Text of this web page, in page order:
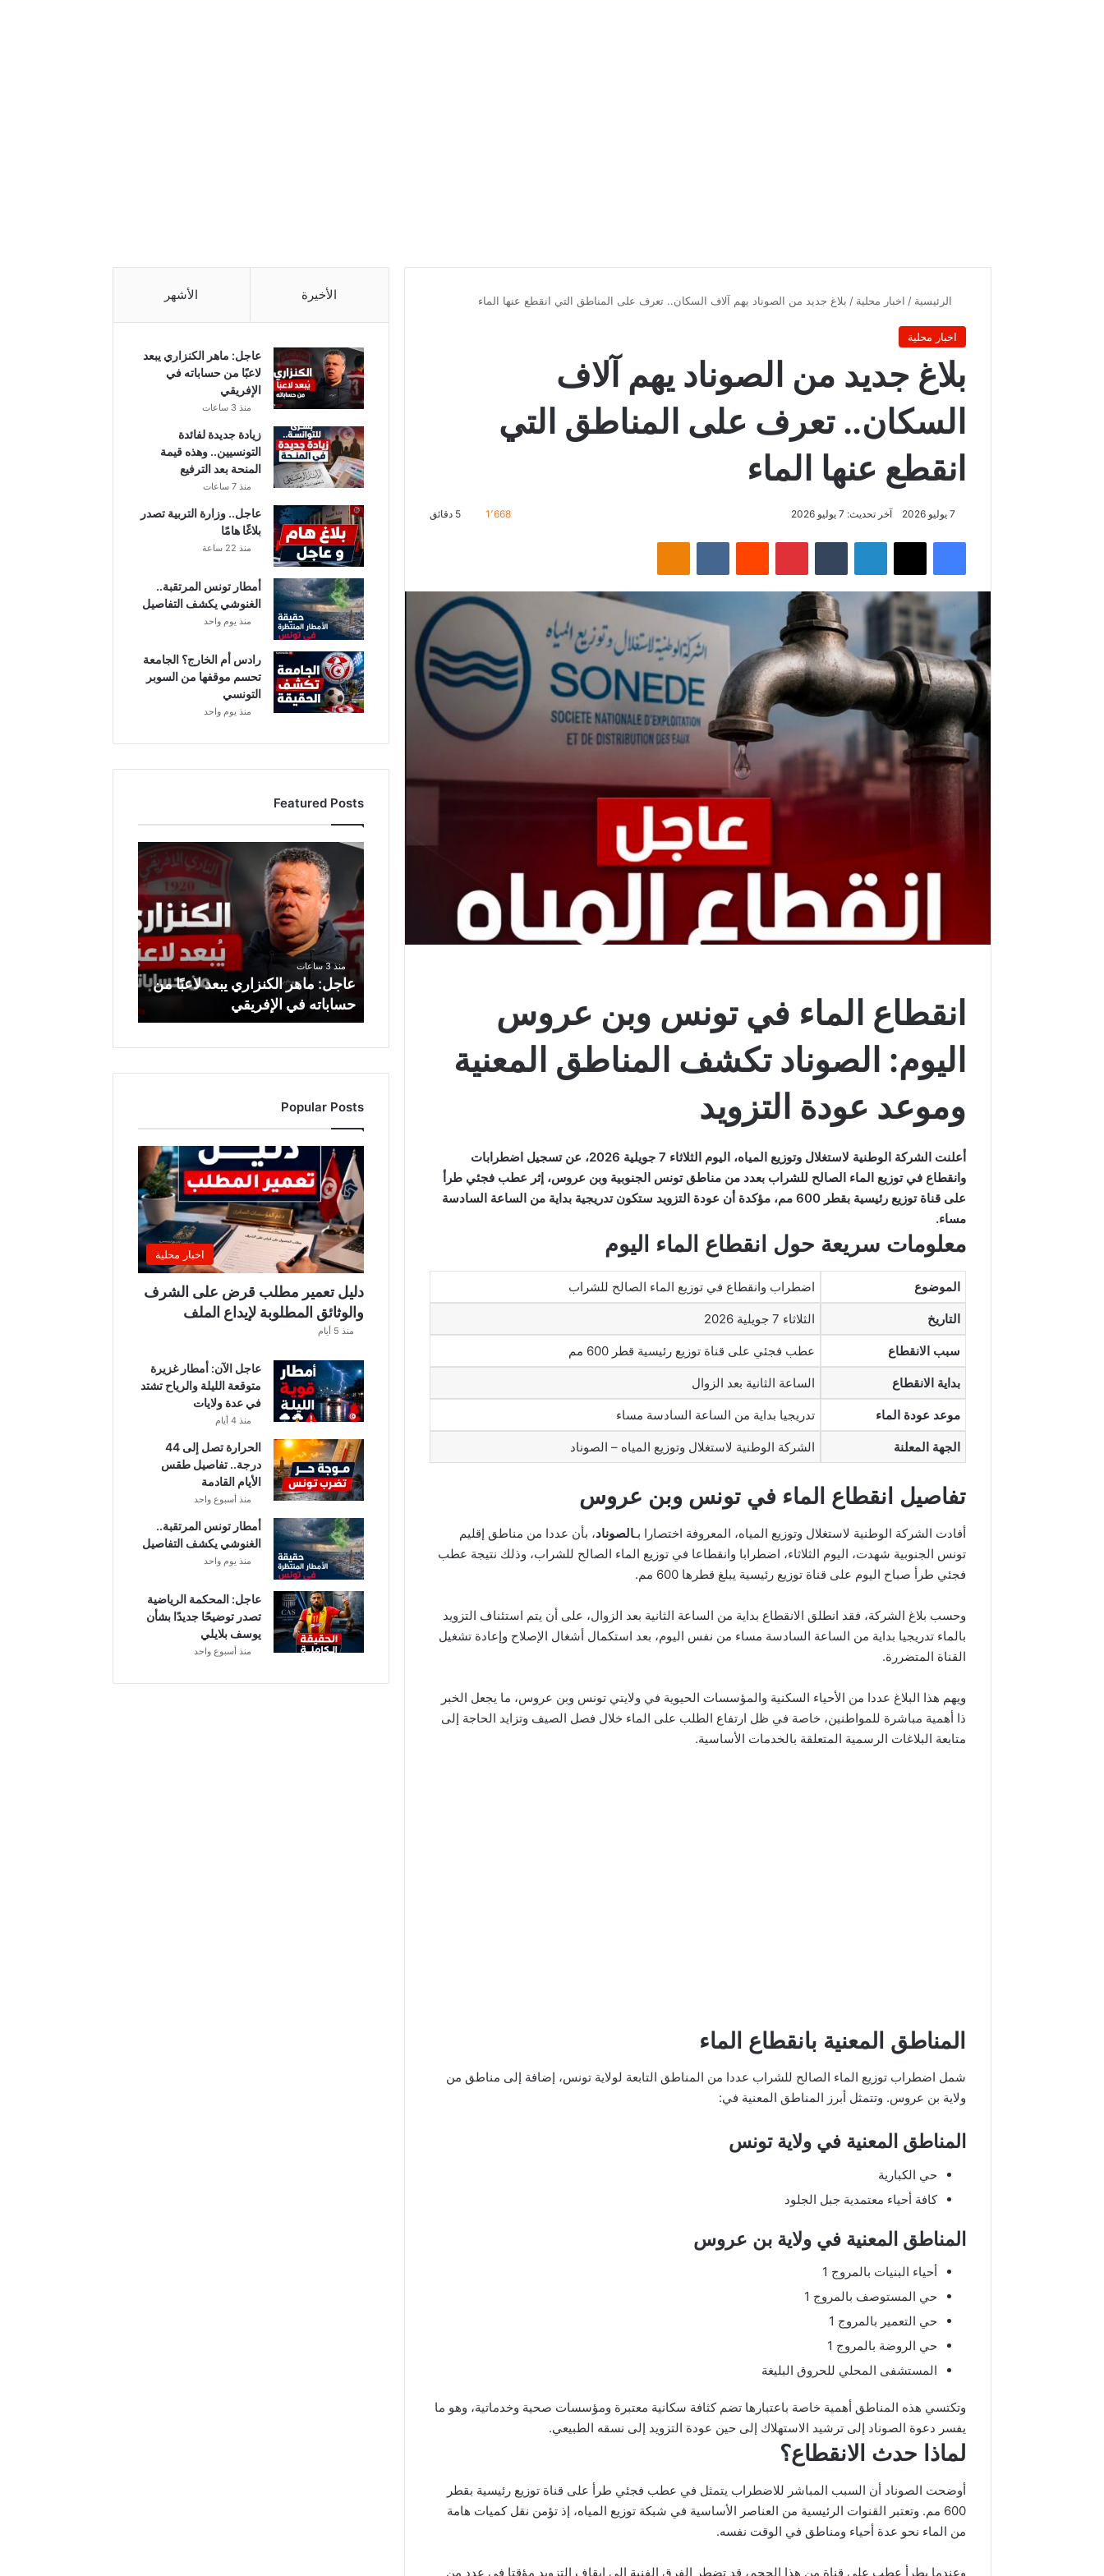
الرئيسية / اخبار محلية / بلاغ جديد من الصوناد يهم آلاف السكان.. تعرف على المناطق التي انقطع عنها الماء
اخبار محلية
بلاغ جديد من الصوناد يهم آلاف
السكان.. تعرف على المناطق التي
انقطع عنها الماء
7 يوليو 2026 آخر تحديث: 7 يوليو 2026 1٬668 5 دقائق
فيسبوك لينكدإن بينتيريست
انقطاع الماء في تونس وبن عروس
اليوم: الصوناد تكشف المناطق المعنية
وموعد عودة التزويد
أعلنت الشركة الوطنية لاستغلال وتوزيع المياه، اليوم الثلاثاء 7 جويلية 2026، عن تسجيل اضطرابات
وانقطاع في توزيع الماء الصالح للشراب بعدد من مناطق تونس الجنوبية وبن عروس، إثر عطب فجئي طرأ
على قناة توزيع رئيسية بقطر 600 مم، مؤكدة أن عودة التزويد ستكون تدريجية بداية من الساعة السادسة
مساء.
معلومات سريعة حول انقطاع الماء اليوم
الموضوع اضطراب وانقطاع في توزيع الماء الصالح للشراب
التاريخ الثلاثاء 7 جويلية 2026
سبب الانقطاع عطب فجئي على قناة توزيع رئيسية قطر 600 مم
بداية الانقطاع الساعة الثانية بعد الزوال
موعد عودة الماء تدريجيا بداية من الساعة السادسة مساء
الجهة المعلنة الشركة الوطنية لاستغلال وتوزيع المياه – الصوناد
تفاصيل انقطاع الماء في تونس وبن عروس
أفادت الشركة الوطنية لاستغلال وتوزيع المياه، المعروفة اختصارا بـالصوناد، بأن عددا من مناطق إقليم
تونس الجنوبية شهدت، اليوم الثلاثاء، اضطرابا وانقطاعا في توزيع الماء الصالح للشراب، وذلك نتيجة عطب
فجئي طرأ صباح اليوم على قناة توزيع رئيسية يبلغ قطرها 600 مم.
وحسب بلاغ الشركة، فقد انطلق الانقطاع بداية من الساعة الثانية بعد الزوال، على أن يتم استئناف التزويد
بالماء تدريجيا بداية من الساعة السادسة مساء من نفس اليوم، بعد استكمال أشغال الإصلاح وإعادة تشغيل
القناة المتضررة.
ويهم هذا البلاغ عددا من الأحياء السكنية والمؤسسات الحيوية في ولايتي تونس وبن عروس، ما يجعل الخبر
ذا أهمية مباشرة للمواطنين، خاصة في ظل ارتفاع الطلب على الماء خلال فصل الصيف وتزايد الحاجة إلى
متابعة البلاغات الرسمية المتعلقة بالخدمات الأساسية.
المناطق المعنية بانقطاع الماء
شمل اضطراب توزيع الماء الصالح للشراب عددا من المناطق التابعة لولاية تونس، إضافة إلى مناطق من
ولاية بن عروس. وتتمثل أبرز المناطق المعنية في:
المناطق المعنية في ولاية تونس
حي الكبارية
كافة أحياء معتمدية جبل الجلود
المناطق المعنية في ولاية بن عروس
أحياء البنيات بالمروج 1
حي المستوصف بالمروج 1
حي التعمير بالمروج 1
حي الروضة بالمروج 1
المستشفى المحلي للحروق البليغة
وتكتسي هذه المناطق أهمية خاصة باعتبارها تضم كثافة سكانية معتبرة ومؤسسات صحية وخدماتية، وهو ما
يفسر دعوة الصوناد إلى ترشيد الاستهلاك إلى حين عودة التزويد إلى نسقه الطبيعي.
لماذا حدث الانقطاع؟
أوضحت الصوناد أن السبب المباشر للاضطراب يتمثل في عطب فجئي طرأ على قناة توزيع رئيسية بقطر
600 مم. وتعتبر القنوات الرئيسية من العناصر الأساسية في شبكة توزيع المياه، إذ تؤمن نقل كميات هامة
من الماء نحو عدة أحياء ومناطق في الوقت نفسه.
وعندما يطرأ عطب على قناة من هذا الحجم، قد تضطر الفرق الفنية إلى إيقاف التزويد مؤقتا في عدد من
الأخيرة الأشهر
عاجل: ماهر الكنزاري يبعد
لاعبًا من حساباته في
الإفريقي
منذ 3 ساعات
زيادة جديدة لفائدة
التونسيين.. وهذه قيمة
المنحة بعد الترفيع
منذ 7 ساعات
عاجل.. وزارة التربية تصدر
بلاغًا هامًا
منذ 22 ساعة
أمطار تونس المرتقبة..
الغنوشي يكشف التفاصيل
منذ يوم واحد
رادس أم الخارج؟ الجامعة
تحسم موقفها من السوبر
التونسي
منذ يوم واحد
Featured Posts
ع
ا
ل
:
م
ل
ز
ر
ي
ي
ع
د
ل
ا
ع
بً
م
ن
ا
ب
ا
ت
ه
ف
ي
ا
إ
ف
ر
ي
ق
ي
منذ 3 ساعات
عاجل: ماهر الكنزاري يبعد لاعبًا من
حساباته في الإفريقي
Popular Posts
اخبار محلية
دليل تعمير مطلب قرض على الشرف
والوثائق المطلوبة لإيداع الملف
منذ 5 أيام
عاجل الآن: أمطار غزيرة
متوقعة الليلة والرياح تشتد
في عدة ولايات
منذ 4 أيام
الحرارة تصل إلى 44
درجة.. تفاصيل طقس
الأيام القادمة
منذ أسبوع واحد
أمطار تونس المرتقبة..
الغنوشي يكشف التفاصيل
منذ يوم واحد
عاجل: المحكمة الرياضية
تصدر توضيحًا جديدًا بشأن
يوسف بلايلي
منذ أسبوع واحد